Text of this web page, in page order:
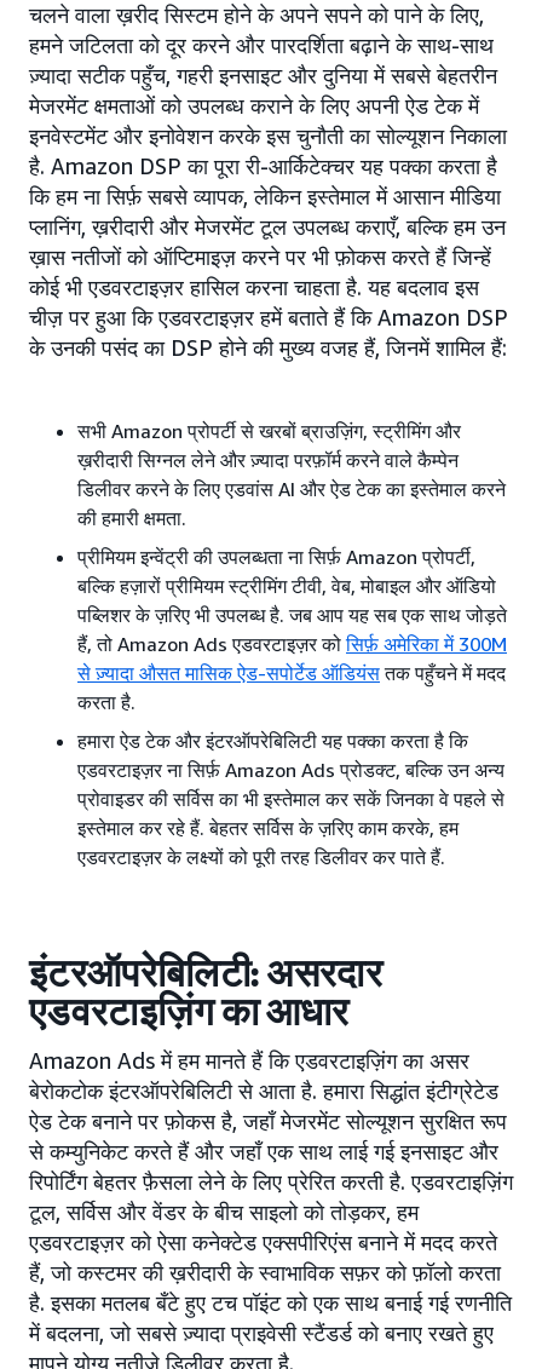
चलने वाला ख़रीद सिस्टम होने के अपने सपने को पाने के लिए,
हमने जटिलता को दूर करने और पारदर्शिता बढ़ाने के साथ-साथ
ज़्यादा सटीक पहुँच, गहरी इनसाइट और दुनिया में सबसे बेहतरीन
मेजरमेंट क्षमताओं को उपलब्ध कराने के लिए अपनी ऐड टेक में
इनवेस्टमेंट और इनोवेशन करके इस चुनौती का सोल्यूशन निकाला
है. Amazon DSP का पूरा री-आर्किटेक्चर यह पक्का करता है
कि हम ना सिर्फ़ सबसे व्यापक, लेकिन इस्तेमाल में आसान मीडिया
प्लानिंग, ख़रीदारी और मेजरमेंट टूल उपलब्ध कराएँ, बल्कि हम उन
ख़ास नतीजों को ऑप्टिमाइज़ करने पर भी फ़ोकस करते हैं जिन्हें
कोई भी एडवरटाइज़र हासिल करना चाहता है. यह बदलाव इस
चीज़ पर हुआ कि एडवरटाइज़र हमें बताते हैं कि Amazon DSP
के उनकी पसंद का DSP होने की मुख्य वजह हैं, जिनमें शामिल हैं:
सभी Amazon प्रोपर्टी से खरबों ब्राउज़िंग, स्ट्रीमिंग और
ख़रीदारी सिग्नल लेने और ज़्यादा परफ़ॉर्म करने वाले कैम्पेन
डिलीवर करने के लिए एडवांस AI और ऐड टेक का इस्तेमाल करने
की हमारी क्षमता.
प्रीमियम इन्वेंट्री की उपलब्धता ना सिर्फ़ Amazon प्रोपर्टी,
बल्कि हज़ारों प्रीमियम स्ट्रीमिंग टीवी, वेब, मोबाइल और ऑडियो
पब्लिशर के ज़रिए भी उपलब्ध है. जब आप यह सब एक साथ जोड़ते
हैं, तो Amazon Ads एडवरटाइज़र कोसिर्फ़ अमेरिका में 300M
से ज़्यादा औसत मासिक ऐड-सपोर्टेड ऑडियंसतक पहुँचने में मदद
करता है.
हमारा ऐड टेक और इंटरऑपरेबिलिटी यह पक्का करता है कि
एडवरटाइज़र ना सिर्फ़ Amazon Ads प्रोडक्ट, बल्कि उन अन्य
प्रोवाइडर की सर्विस का भी इस्तेमाल कर सकें जिनका वे पहले से
इस्तेमाल कर रहे हैं. बेहतर सर्विस के ज़रिए काम करके, हम
एडवरटाइज़र के लक्ष्यों को पूरी तरह डिलीवर कर पाते हैं.
इंटरऑपरेबिलिटी: असरदार
एडवरटाइज़िंग का आधार
Amazon Ads में हम मानते हैं कि एडवरटाइज़िंग का असर
बेरोकटोक इंटरऑपरेबिलिटी से आता है. हमारा सिद्धांत इंटीग्रेटेड
ऐड टेक बनाने पर फ़ोकस है, जहाँ मेजरमेंट सोल्यूशन सुरक्षित रूप
से कम्युनिकेट करते हैं और जहाँ एक साथ लाई गई इनसाइट और
रिपोर्टिंग बेहतर फ़ैसला लेने के लिए प्रेरित करती है. एडवरटाइज़िंग
टूल, सर्विस और वेंडर के बीच साइलो को तोड़कर, हम
एडवरटाइज़र को ऐसा कनेक्टेड एक्सपीरिएंस बनाने में मदद करते
हैं, जो कस्टमर की ख़रीदारी के स्वाभाविक सफ़र को फ़ॉलो करता
है. इसका मतलब बँटे हुए टच पॉइंट को एक साथ बनाई गई रणनीति
में बदलना, जो सबसे ज़्यादा प्राइवेसी स्टैंडर्ड को बनाए रखते हुए
मापने योग्य नतीजे डिलीवर करता है.